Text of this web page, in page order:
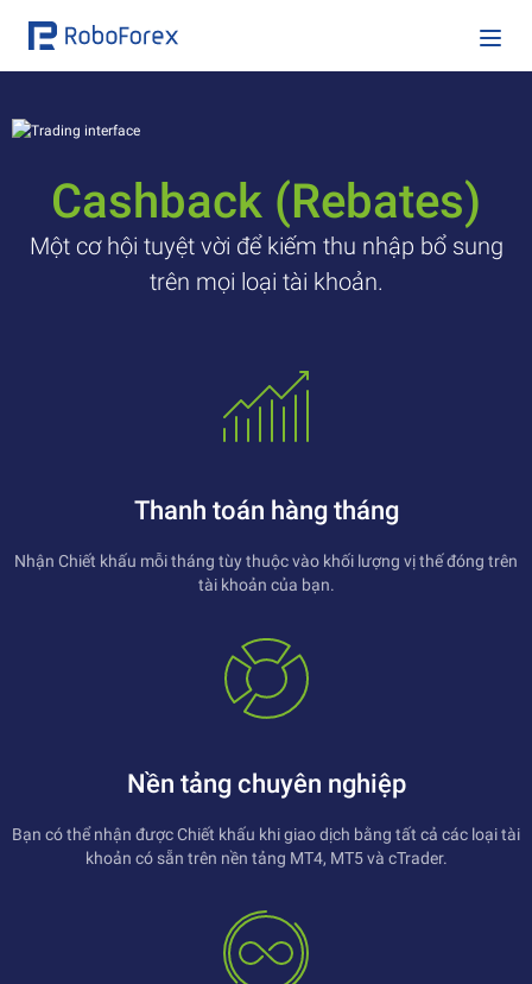
Cashback (Rebates)
Một cơ hội tuyệt vời để kiếm thu nhập bổ sung
trên mọi loại tài khoản.
Thanh toán hàng tháng
Nhận Chiết khấu mỗi tháng tùy thuộc vào khối lượng vị thế đóng trên
tài khoản của bạn.
Nền tảng chuyên nghiệp
Bạn có thể nhận được Chiết khấu khi giao dịch bằng tất cả các loại tài
khoản có sẵn trên nền tảng MT4, MT5 và cTrader.